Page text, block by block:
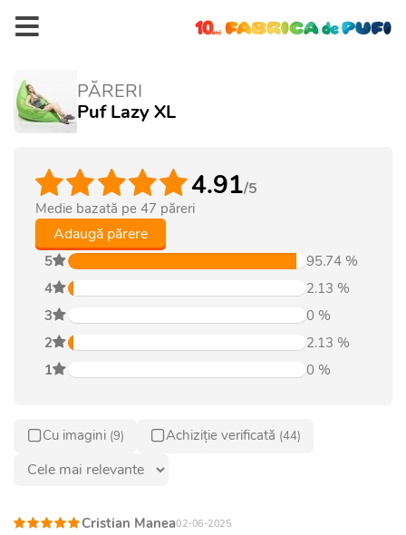
PĂRERI
Puf Lazy XL
5 95.74 %
4
2.13 %
3
0 %
2
2.13 %
1
0 %
4.91/5
Medie bazată pe 47 păreri
Adaugă părere
Cu imagini (9) Achiziție verificată (44)
Cristian Manea02-06-2025